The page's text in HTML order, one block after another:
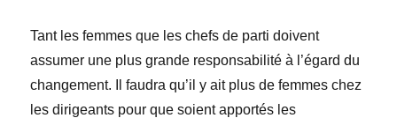
Tant les femmes que les chefs de parti doivent
assumer une plus grande responsabilité à l’égard du
changement. Il faudra qu’il y ait plus de femmes chez
les dirigeants pour que soient apportés les